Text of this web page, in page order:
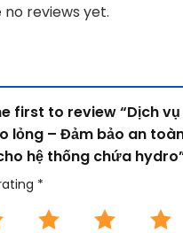
reviews yet.
first to review “Dịch
lỏng – Đảm bảo an
hệ thống chứa
*